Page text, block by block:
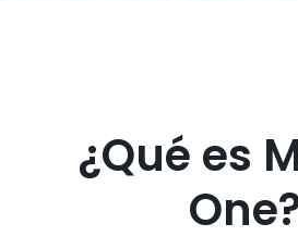
¿Qué es